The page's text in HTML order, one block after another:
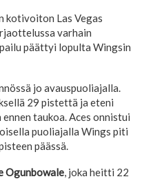
kotivoiton Las Vegas
varhain
päättyi lopulta Wingsin
jo avauspuoliajalla.
29 pistettä ja eteni
taukoa. Aces onnistui
puoliajalla Wings piti
päässä.
Ogunbowale, joka heitti 22